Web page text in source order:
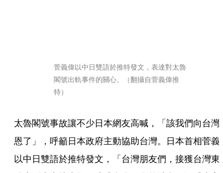
菅義偉以中日雙語於推特發文，表達對太魯
閣號出軌事件的關心。（翻攝自菅義偉推
特）
太魯閣號事故讓不少日本網友高喊，「該我們向台灣
恩了」，呼籲日本政府主動協助台灣。日本首相菅義
以中日雙語於推特發文，「台灣朋友們，接獲台灣東